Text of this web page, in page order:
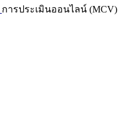
การประเมินออนไลน์ (MCV)